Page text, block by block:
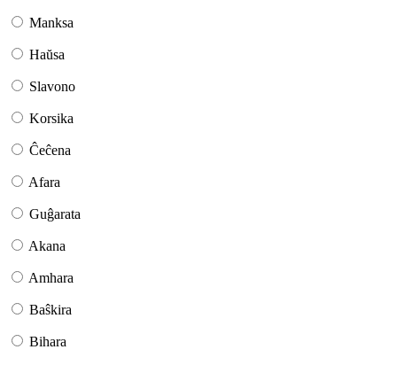
Manksa
Haŭsa
Slavono
Korsika
Ĉeĉena
Afara
Guĝarata
Akana
Amhara
Baŝkira
Bihara